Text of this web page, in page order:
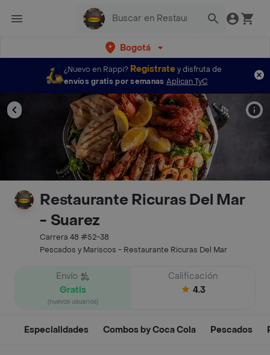
Bogotá
¿Nuevo en Rappi? Regístratey disfruta de
envíos gratis por semanas Aplican TyC
Restaurante Ricuras Del Mar
- Suarez
Carrera 48 #52-38
Pescados y Mariscos - Restaurante Ricuras Del Mar
Envío
Gratis
(nuevos usuarios)
Calificación
4.3
Especialidades Combos by Coca Cola Pescados